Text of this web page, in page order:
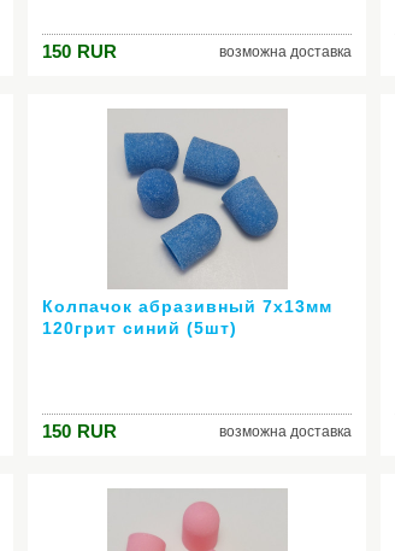
150 RUR возможна доставка
Колпачок абразивный 7х13мм
120грит синий (5шт)
150 RUR возможна доставка